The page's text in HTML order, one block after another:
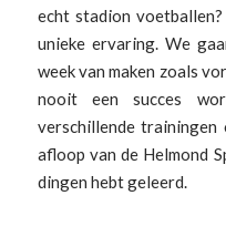
echt stadion
unieke ervaring. We
week van maken zoals
nooit een succes
verschillende
afloop van de Helmond
dingen hebt geleerd.